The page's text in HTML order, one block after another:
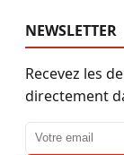
NEWSLETTER
Recevez les
directement
Adresse email